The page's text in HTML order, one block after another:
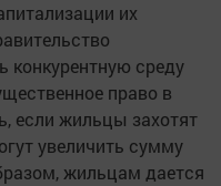
их
конкурентную среду
право в
если жильцы захотят
увеличить сумму
жильцам дается